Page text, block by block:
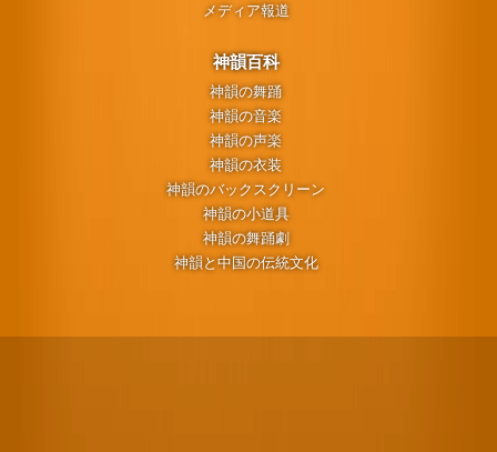
メディア報道
神韻百科
神韻の舞踊
神韻の音楽
神韻の声楽
神韻の衣装
神韻のバックスクリーン
神韻の小道具
神韻の舞踊劇
神韻と中国の伝統文化